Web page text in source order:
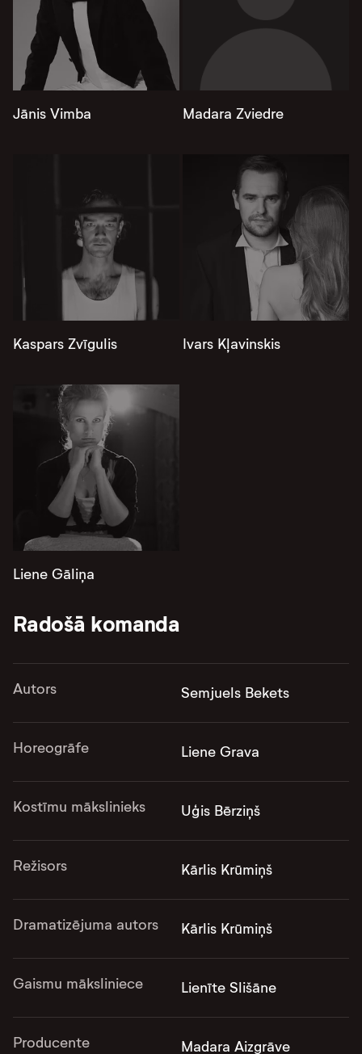
Jānis Vimba Madara Zviedre
Kaspars Zvīgulis Ivars Kļavinskis
Liene Gāliņa
Radošā komanda
Autors Semjuels Bekets
Horeogrāfe Liene Grava
Kostīmu mākslinieks Uģis Bērziņš
Režisors Kārlis Krūmiņš
Dramatizējuma autors Kārlis Krūmiņš
Gaismu māksliniece Lienīte Slišāne
Producente Madara Aizgrāve